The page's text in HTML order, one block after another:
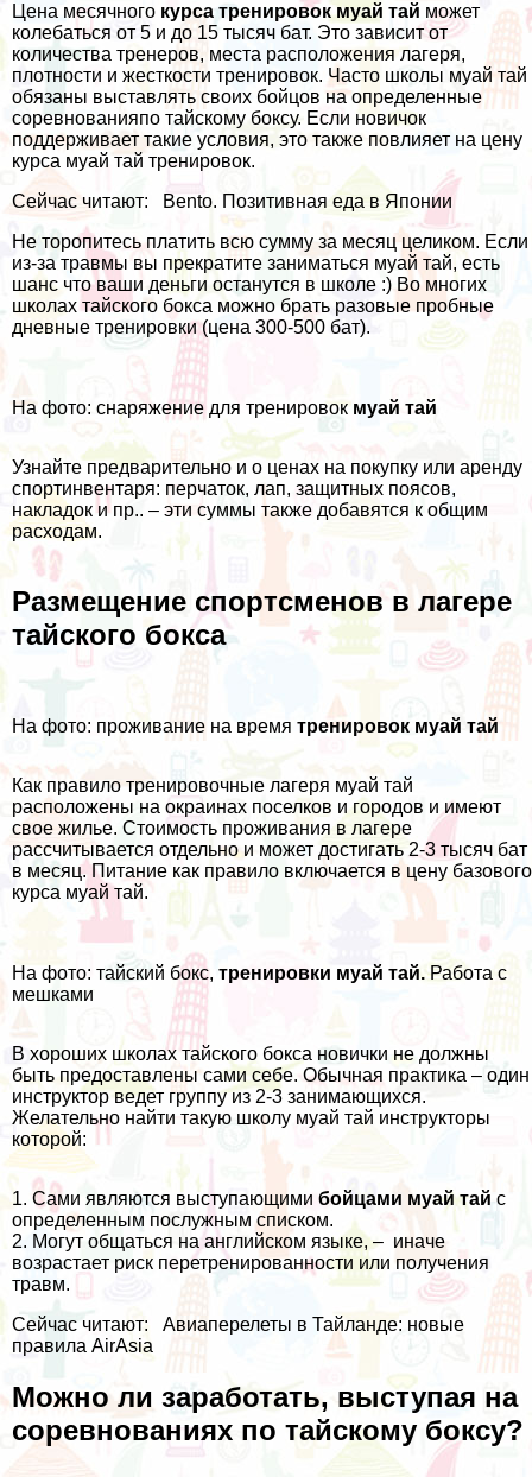
Цена месячного курса тренировок муай тай может
колебаться от 5 и до 15 тысяч бат. Это зависит от
количества тренеров, места расположения лагеря,
плотности и жесткости тренировок. Часто школы муай тай
обязаны выставлять своих бойцов на определенные
соревнованияпо тайскому боксу. Если новичок
поддерживает такие условия, это также повлияет на цену
курса муай тай тренировок.
Сейчас читают:
Bento. Позитивная еда в Японии
Не торопитесь платить всю сумму за месяц целиком. Если
из-за травмы вы прекратите заниматься муай тай, есть
шанс что ваши деньги останутся в школе :) Во многих
школах тайского бокса можно брать разовые пробные
дневные тренировки (цена 300-500 бат).
На фото: снаряжение для тренировок муай тай
Узнайте предварительно и о ценах на покупку или аренду
спортинвентаря: перчаток, лап, защитных поясов,
накладок и пр.. – эти суммы также добавятся к общим
расходам.
Размещение спортсменов в лагере
тайского бокса
На фото: проживание на время тренировок муай тай
Как правило тренировочные лагеря муай тай
расположены на окраинах поселков и городов и имеют
свое жилье. Стоимость проживания в лагере
рассчитывается отдельно и может достигать 2-3 тысяч бат
в месяц. Питание как правило включается в цену базового
курса муай тай.
На фото: тайский бокс, тренировки муай тай.Работа с
мешками
В хороших школах тайского бокса новички не должны
быть предоставлены сами себе. Обычная практика – один
инструктор ведет группу из 2-3 занимающихся.
Желательно найти такую школу муай тай инструкторы
которой:
1. Сами являются выступающими бойцами муай тай с
определенным послужным списком.
2. Могут общаться на английском языке, – иначе
возрастает риск перетренированности или получения
травм.
Сейчас читают:
Авиаперелеты в Тайланде: новые
правила AirAsia
Можно ли заработать, выступая на
соревнованиях по тайскому боксу?